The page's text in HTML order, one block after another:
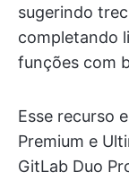
sugerindo
completando
funções com
Esse recurso
Premium e
GitLab Duo